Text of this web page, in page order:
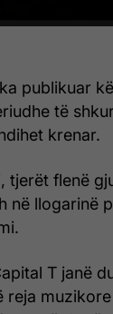
publikuar
të
krenar.
tjerët flenë
në llogarinë
T janë
reja